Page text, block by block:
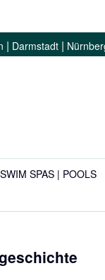
| Darmstadt |
SWIM SPAS | POOLS